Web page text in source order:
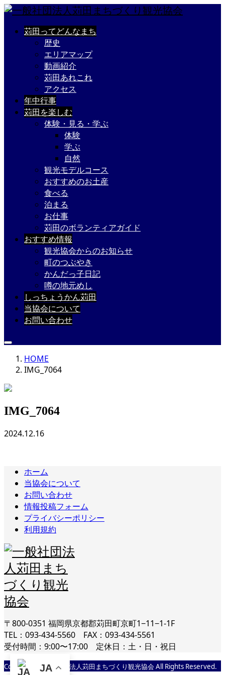
苅田ってどんなまち
歴史
エリアマップ
動画紹介
苅田あれこれ
アクセス
年中行事
苅田を楽しむ
体験・見る・学ぶ
体験
学ぶ
自然
観光モデルコース
おすすめのお土産
食べる
泊まる
お仕事
苅田のボランティアガイド
おすすめ情報
観光協会からのお知らせ
町のつぶやき
かんだっ子日記
噂の地元めし
しっちょうかん苅田
当協会について
お問い合わせ
HOME
IMG_7064
IMG_7064
2024.12.16
ホーム
当協会について
お問い合わせ
情報投稿フォーム
プライバシーポリシー
利用規約
〒800-0351 福岡県京都郡苅田町京町1−11−1-1F
TEL：093-434-5560 FAX：093-434-5561
受付時間：9:00〜17:00 定休日：土・日・祝日
Copyright © 一般社団法人苅田まちづくり観光協会 All Rights Reserved.
JA